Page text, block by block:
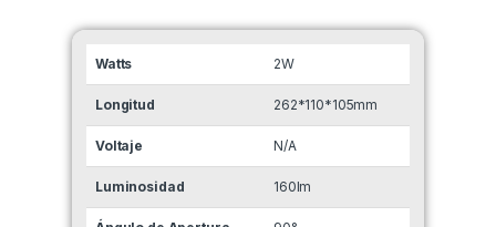
Watts 2W
Longitud 262*110*105mm
Voltaje N/A
Luminosidad 160lm